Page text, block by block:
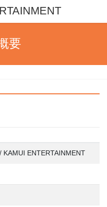
要
KAMUI ENTERTAINMENT